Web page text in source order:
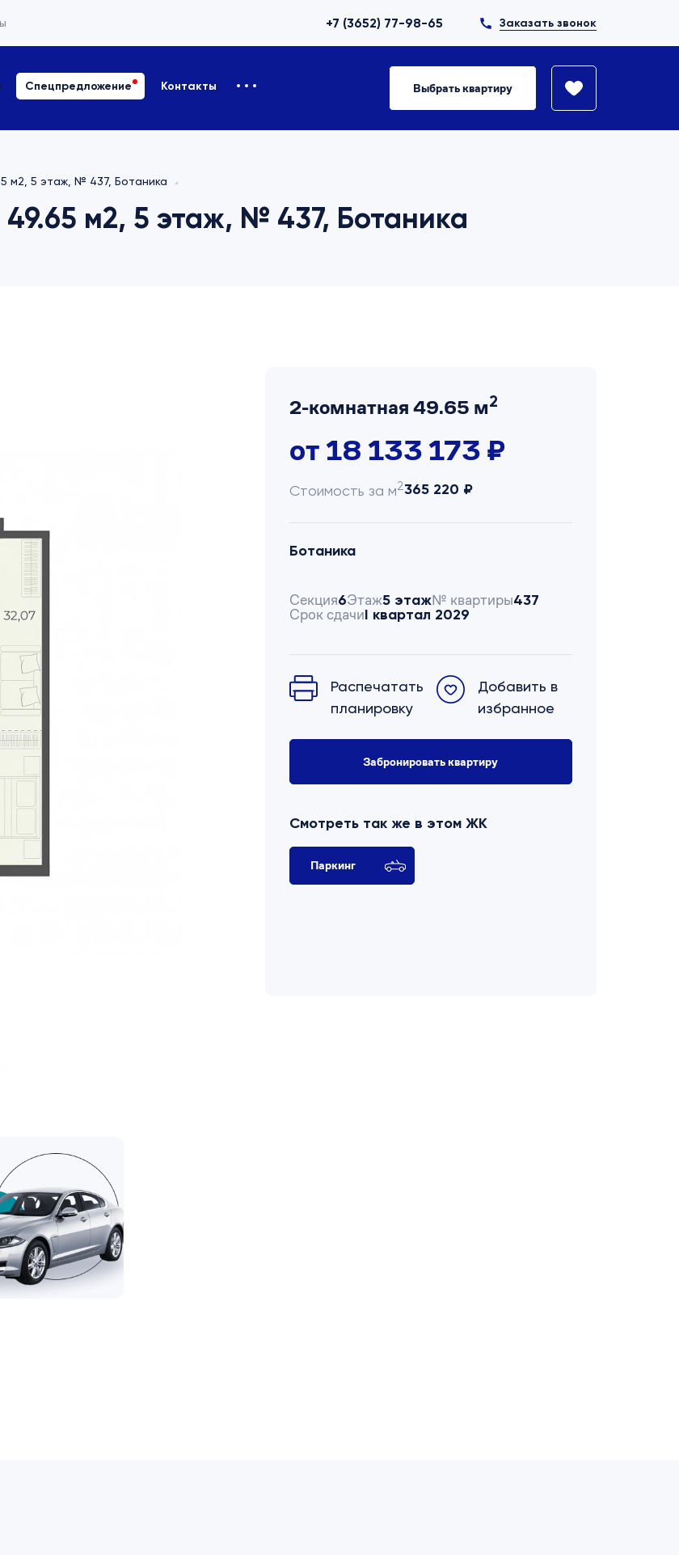
+7 (3652) 77-98-65 Заказать звонок
Спецпредложение Контакты Выбрать квартиру
м2, 5 этаж, № 437, Ботаника
м2, 5 этаж, № 437, Ботаника
2-комнатная 49.65 м2
от 18 133 173 ₽
Стоимость за м2365 220 ₽
Ботаника
Секция6Этаж5 этаж№ квартиры437
Срок сдачиI квартал 2029
Распечатать
планировку
Добавить в
избранное
Забронировать квартиру
Смотреть так же в этом ЖК
Паркинг